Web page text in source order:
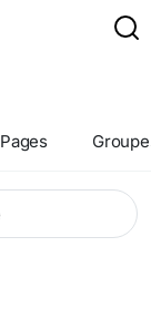
Pages